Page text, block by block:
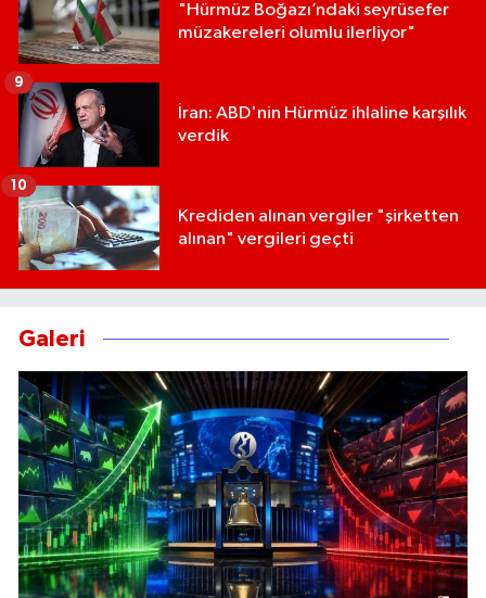
"Hürmüz Boğazı’ndaki seyrüsefer
müzakereleri olumlu ilerliyor"
İran: ABD'nin Hürmüz ihlaline karşılık
verdik
9
Krediden alınan vergiler "şirketten
alınan" vergileri geçti
10
Galeri